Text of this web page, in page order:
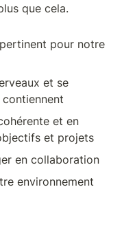
que cela.
pour notre
et se
et en
et projets
en collaboration
environnement